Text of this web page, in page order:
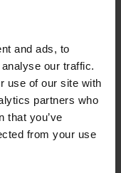
and ads, to
our traffic.
use of our site with
partners who
that you’ve
from your use
hoes
°C - 8 mm x
m